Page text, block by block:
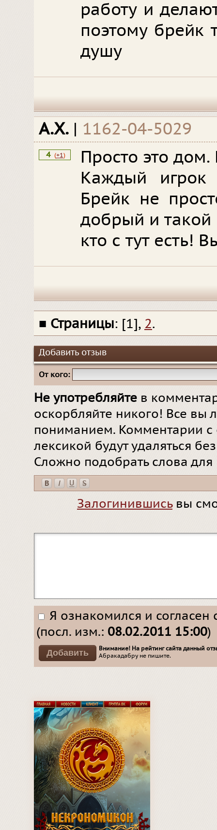
работу и
поэтому брейк
душу
А.Х. | 1162-04-5029
4 (+1)
Просто это
Каждый игрок
Брейк не
добрый и такой
кто с тут есть!
■ Страницы: [1], 2.
Добавить отзыв
От кого:
Не употребляйте в
оскорбляйте никого! Все вы
пониманием. Комментарии
лексикой будут удаляться
Сложно подобрать слова
Залогинившисьвы
Я ознакомился и согласен
(посл. изм.: 08.02.2011 15:00)
Внимание! На рейтинг сайта данный
Абракадабру не пишите.